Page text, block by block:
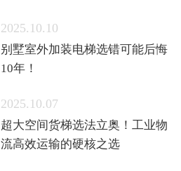
2025.10.10
别墅室外加装电梯选错可能后悔
10年！
2025.10.07
超大空间货梯选法立奥！工业物
流高效运输的硬核之选